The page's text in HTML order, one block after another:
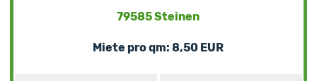
79585 Steinen
Miete pro qm: 8,50 EUR